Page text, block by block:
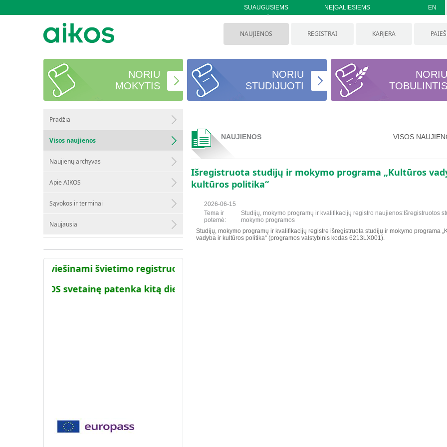
SUAUGUSIEMS NEĮGALIESIEMS EN
NAUJIENOS REGISTRAI KARJERA
NORIU
MOKYTIS
NORIU
STUDIJUOTI
NORIU
TOBULINTIS
Pradžia
Visos naujienos
Naujienų archyvas
Apie AIKOS
Sąvokos ir terminai
Naujausia
viešinami švietimo registruose turimi duomenys
į AIKOS svetainę patenka kitą dieną po to kai ši informacija patenka į atitinkamus registrus
NAUJIENOS VISOS
Išregistruota studijų ir mokymo programa „Kultūros
kultūros politika“
2026-06-15
Tema ir
potemė:
Studijų, mokymo programų ir kvalifikacijų registro naujienos:Išregistruotos
mokymo programos
Studijų, mokymo programų ir kvalifikacijų registre išregistruota studijų ir mokymo programa
vadyba ir kultūros politika“ (programos valstybinis kodas 6213LX001).​